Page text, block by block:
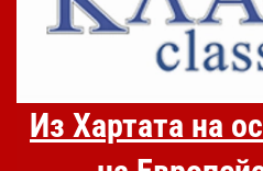
Из Хартата на